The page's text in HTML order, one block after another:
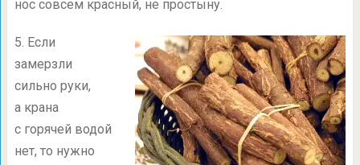
нос совсем красный, не простыну.
5. Если
замерзли
сильно руки,
а крана
с горячей водой
нет, то нужно